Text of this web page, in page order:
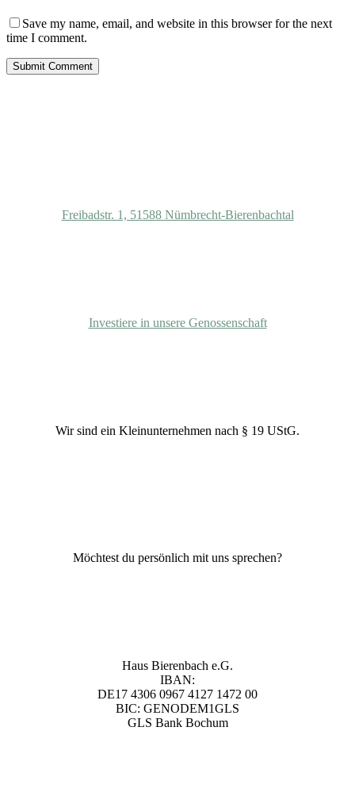
Save my name, email, and website in this browser for the next
time I comment.
Freibadstr. 1, 51588 Nümbrecht-Bierenbachtal
Investiere in unsere Genossenschaft
Wir sind ein Kleinunternehmen nach § 19 UStG.
Möchtest du persönlich mit uns sprechen?
Haus Bierenbach e.G.
IBAN:
DE17 4306 0967 4127 1472 00
BIC: GENODEM1GLS
GLS Bank Bochum